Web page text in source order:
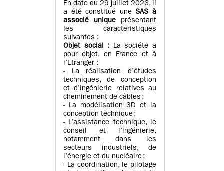
En date du 29 juillet 2026, il
a été constitué uneSAS à
associé unique présentant
les caractéristiques
suivantes :
Objet social : La société a
pour objet, en France et à
l’Etranger :
- La réalisation d’études
techniques, de conception
et d’ingénierie relatives au
cheminement de câbles ;
- La modélisation 3D et la
conception technique ;
- L’assistance technique, le
conseil et l’ingénierie,
notamment dans les
secteurs industriels, de
l’énergie et du nucléaire ;
- La coordination, le pilotage